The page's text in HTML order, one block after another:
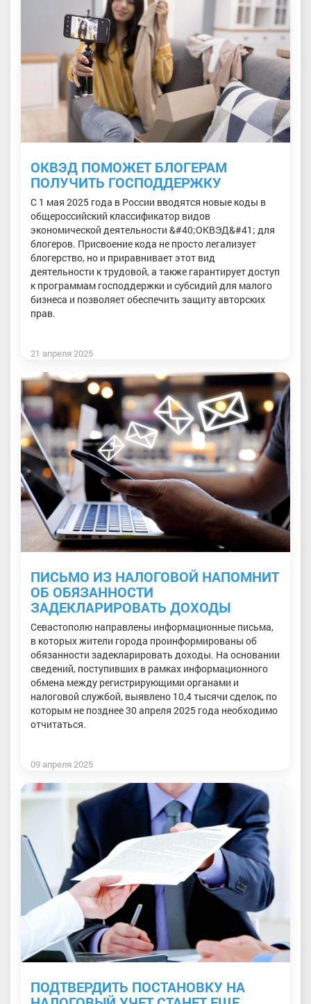
ОКВЭД ПОМОЖЕТ БЛОГЕРАМ
ПОЛУЧИТЬ ГОСПОДДЕРЖКУ
С 1 мая 2025 года в России вводятся новые коды в
общероссийский классификатор видов
экономической деятельности &#40;ОКВЭД&#41; для
блогеров. Присвоение кода не просто легализует
блогерство, но и приравнивает этот вид
деятельности к трудовой, а также гарантирует доступ
к программам господдержки и субсидий для малого
бизнеса и позволяет обеспечить защиту авторских
прав.
21 апреля 2025
ПИСЬМО ИЗ НАЛОГОВОЙ НАПОМНИТ
ОБ ОБЯЗАННОСТИ
ЗАДЕКЛАРИРОВАТЬ ДОХОДЫ
Севастополю направлены информационные письма,
в которых жители города проинформированы об
обязанности задекларировать доходы. На основании
сведений, поступивших в рамках информационного
обмена между регистрирующими органами и
налоговой службой, выявлено 10,4 тысячи сделок, по
которым не позднее 30 апреля 2025 года необходимо
отчитаться.
09 апреля 2025
ПОДТВЕРДИТЬ ПОСТАНОВКУ НА